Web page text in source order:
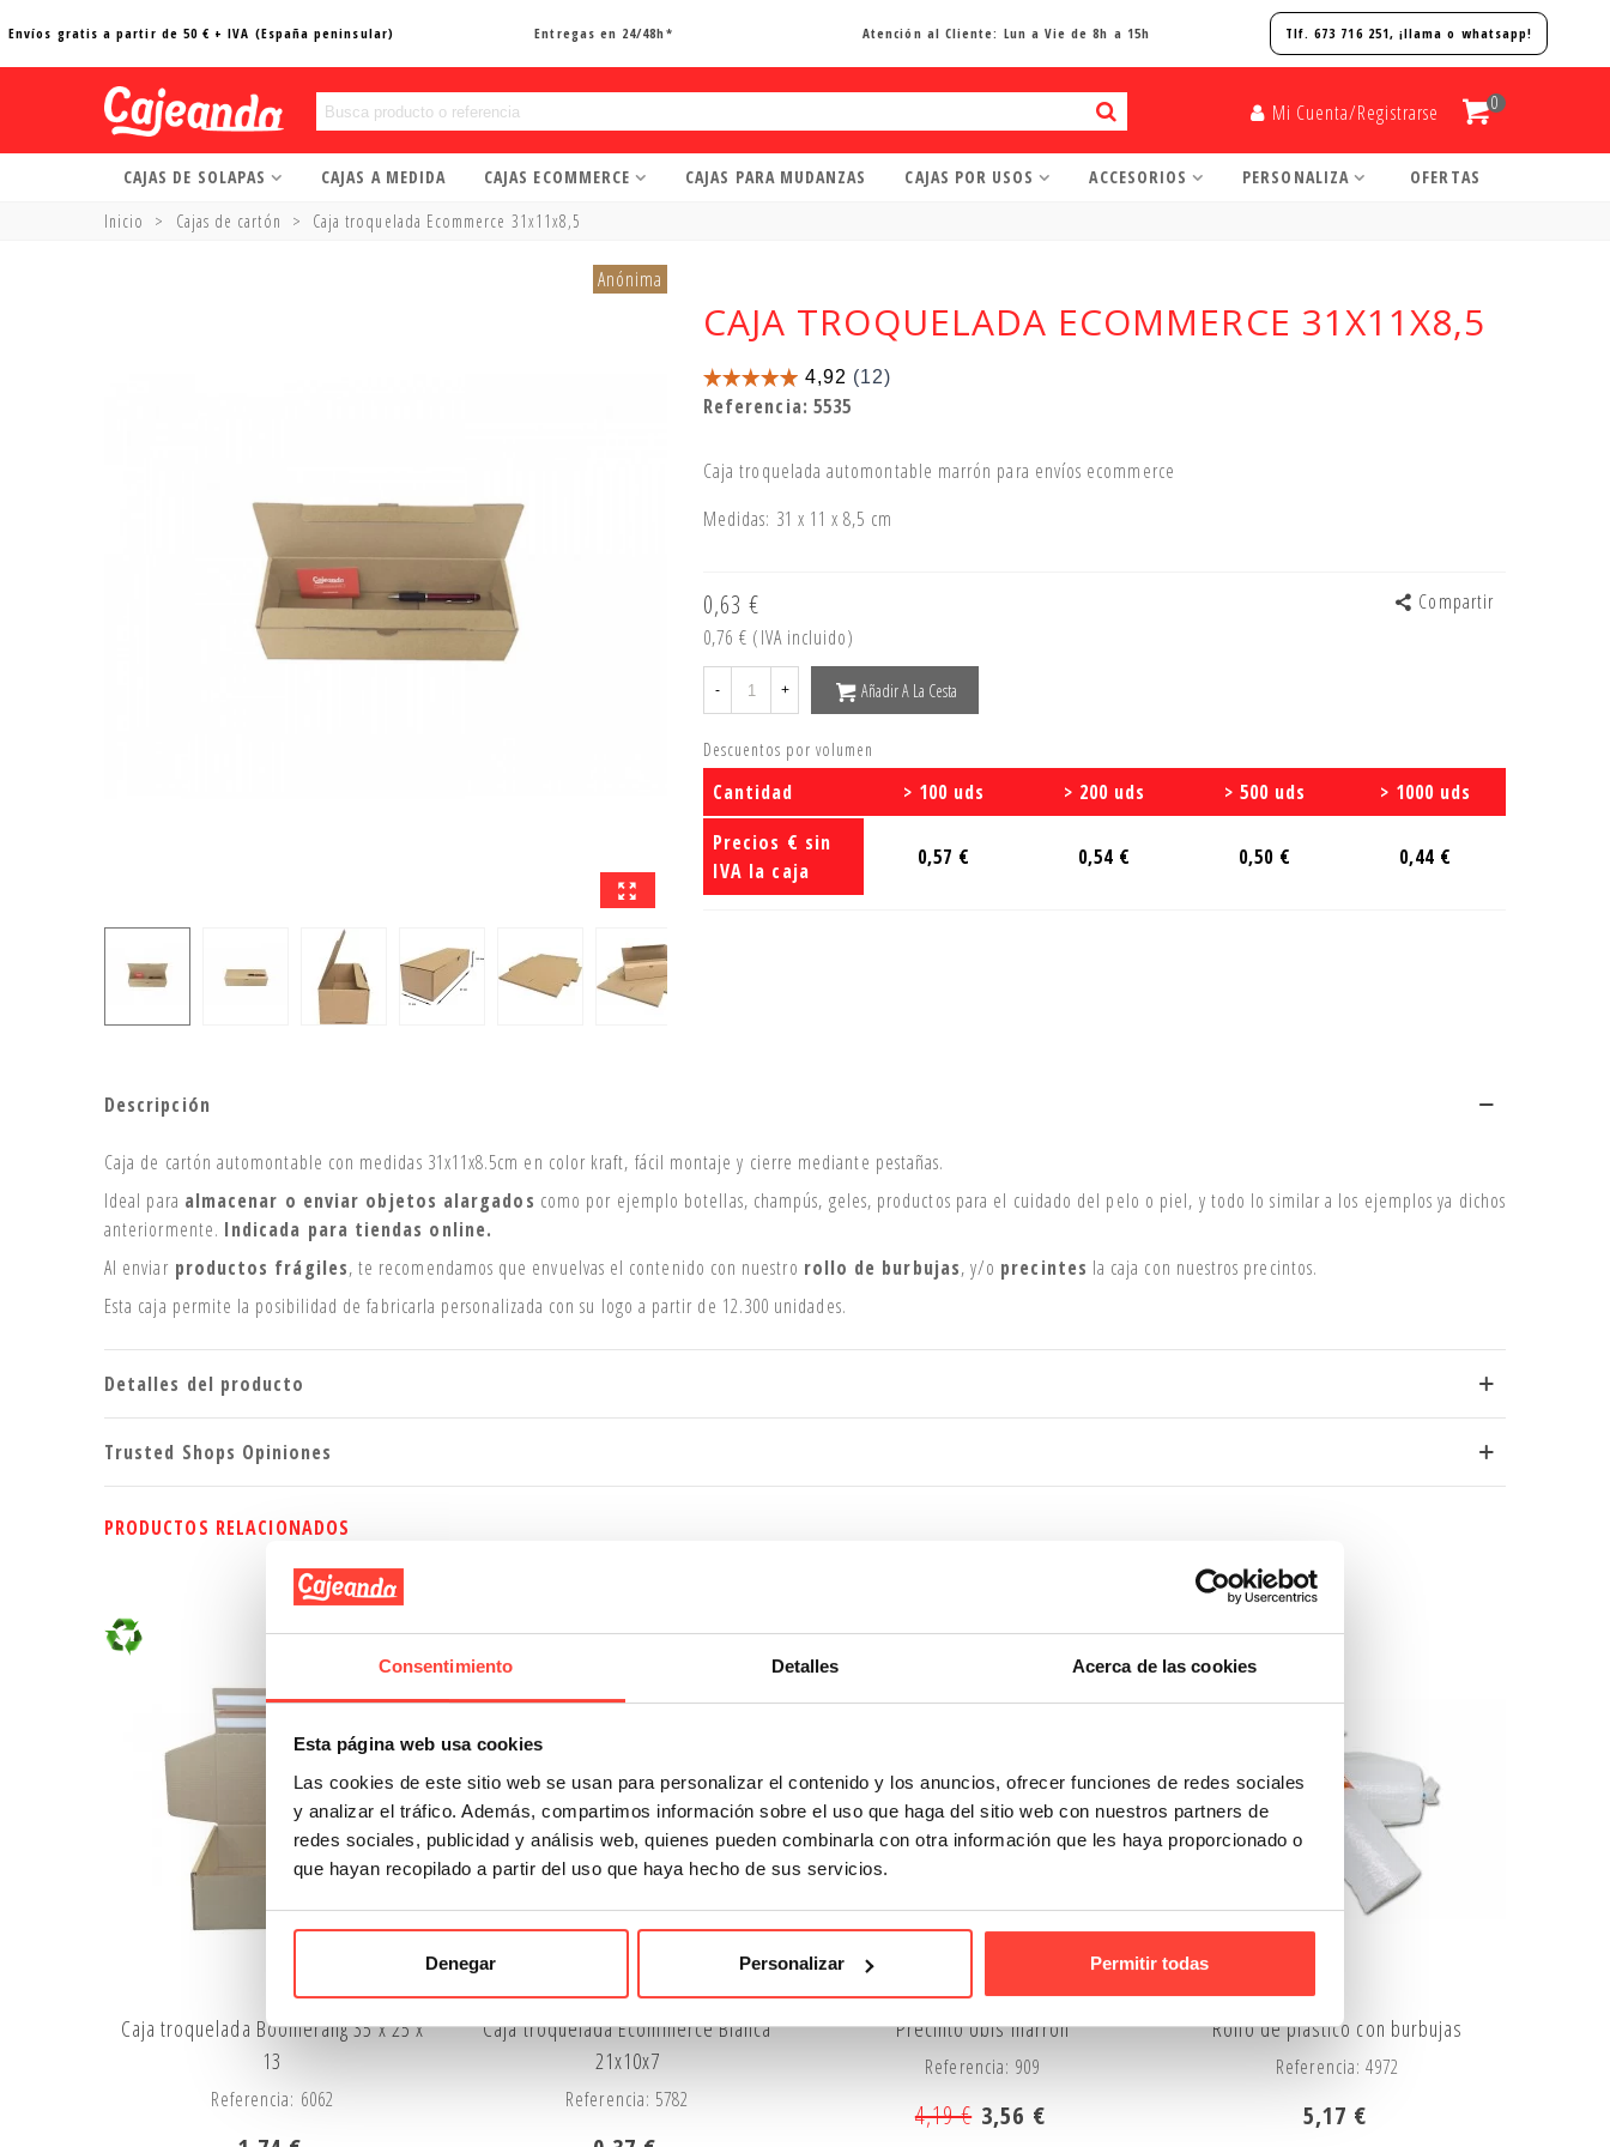
Consentimiento Detalles Acerca de las cookies
Esta página web usa cookies
Las cookies de este sitio web se usan para personalizar el contenido y los anuncios, ofrecer funciones de redes sociales
y analizar el tráfico. Además, compartimos información sobre el uso que haga del sitio web con nuestros partners de
redes sociales, publicidad y análisis web, quienes pueden combinarla con otra información que les haya proporcionado o
que hayan recopilado a partir del uso que haya hecho de sus servicios.
Denegar Personalizar Permitir todas
Envíos gratis a partir de 50 € + IVA (España peninsular) Entregas en 24/48h* Atención al Cliente: Lun a Vie de 8h a 15h Tlf. 673 716 251, ¡llama o whatsapp!
Mi Cuenta/Registrarse 0
CAJAS DE SOLAPAS CAJAS A MEDIDA CAJAS ECOMMERCE CAJAS PARA MUDANZAS CAJAS POR USOS ACCESORIOS PERSONALIZA
OFERTAS
Inicio
> Cajas de cartón > Caja troquelada Ecommerce 31x11x8,5
Anónima
CAJA TROQUELADA ECOMMERCE 31X11X8,5
Referencia: 5535
Caja troquelada automontable marrón para envíos ecommerce
Medidas: 31 x 11 x 8,5 cm
0,63 €
0,76 € (IVA incluido)
Compartir
- + Añadir A La Cesta
Descuentos por volumen
Cantidad
Precios € sin
IVA la caja
> 100 uds
0,57 €
> 200 uds
0,54 €
> 500 uds
0,50 €
> 1000 uds
0,44 €
Descripción
Caja de cartón automontable con medidas 31x11x8.5cm en color kraft, fácil montaje y cierre mediante pestañas.
Ideal para almacenar o enviar objetos alargados como por ejemplo botellas, champús, geles, productos para el cuidado del pelo o piel, y todo lo similar a los ejemplos ya dichos
anteriormente. Indicada para tiendas online.
Al enviar productos frágiles, te recomendamos que envuelvas el contenido con nuestro rollo de burbujas, y/o precintes la caja con nuestros precintos.
Esta caja permite la posibilidad de fabricarla personalizada con su logo a partir de 12.300 unidades.
Detalles del producto
Trusted Shops Opiniones
PRODUCTOS RELACIONADOS
Anónima
Caja troquelada Boomerang 35 x 25 x
13
Referencia: 6062
Anónima
Caja troquelada Ecommerce Blanca
21x10x7
Referencia: 5782
OFERTA-15%
Precinto Ubis marrón
Referencia: 909
4,19 € 3,56 €
Rollo de plástico con burbujas
Referencia: 4972
5,17 €